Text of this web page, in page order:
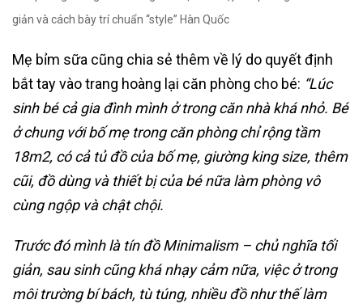
giản và cách bày trí chuẩn “style” Hàn Quốc
Mẹ bỉm sữa cũng chia sẻ thêm về lý do quyết định
bắt tay vào trang hoàng lại căn phòng cho bé: “Lúc
sinh bé cả gia đình mình ở trong căn nhà khá nhỏ. Bé
ở chung với bố mẹ trong căn phòng chỉ rộng tầm
18m2, có cả tủ đồ của bố mẹ, giường king size, thêm
cũi, đồ dùng và thiết bị của bé nữa làm phòng vô
cùng ngộp và chật chội.
Trước đó mình là tín đồ Minimalism – chủ nghĩa tối
giản, sau sinh cũng khá nhạy cảm nữa, việc ở trong
môi trường bí bách, tù túng, nhiều đồ như thế làm